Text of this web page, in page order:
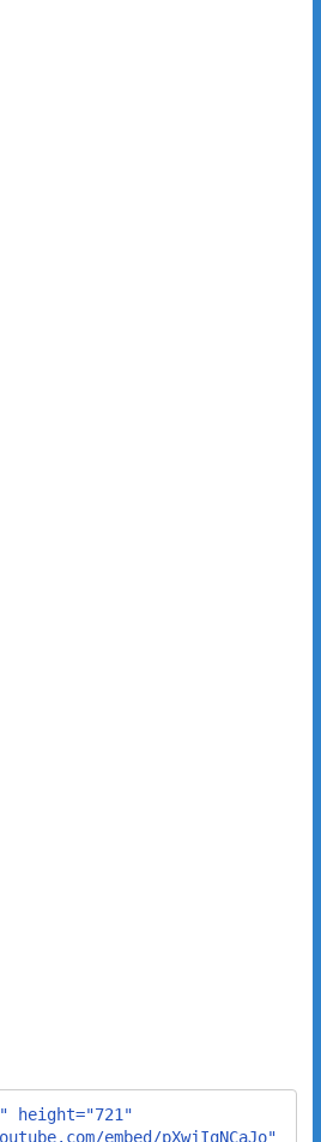
height="721"
embed/pXwjIqNCaJo"